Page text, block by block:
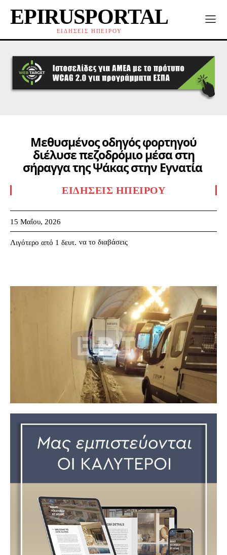
EPIRUSPORTAL
ΕΙΔΗΣΕΙΣ ΗΠΕΙΡΟΥ
Μεθυσμένος οδηγός φορτηγού
διέλυσε πεζοδρόμιο μέσα στη
σήραγγα της Ψάκας στην Εγνατία
ΕΙΔΉΣΕΙΣ ΗΠΕΊΡΟΥ
15 Μαΐου, 2026
Λιγότερο από 1 δευτ. να το διαβάσεις